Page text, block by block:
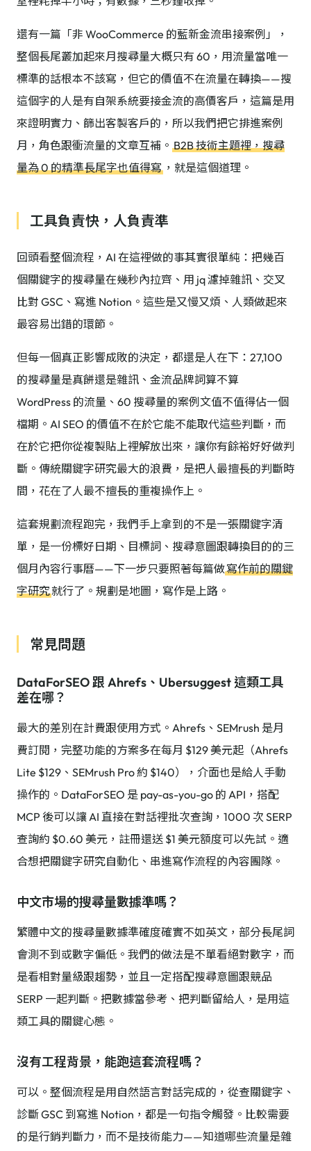
還有一篇「非 WooCommerce 的藍新金流串接案例」，
整個長尾叢加起來月搜尋量大概只有 60，用流量當唯一
標準的話根本不該寫，但它的價值不在流量在轉換——搜
這個字的人是有自架系統要接金流的高價客戶，這篇是用
來證明實力、篩出客製客戶的，所以我們把它排進案例
月，角色跟衝流量的文章互補。 B2B 技術主題裡，搜尋
量為 0 的精準長尾字也值得寫 ，就是這個道理。
工具負責快，人負責準
回頭看整個流程，AI 在這裡做的事其實很單純：把幾百
個關鍵字的搜尋量在幾秒內拉齊、用 jq 濾掉雜訊、交叉
比對 GSC、寫進 Notion。這些是又慢又煩、人類做起來
最容易出錯的環節。
但每一個真正影響成敗的決定，都還是人在下：27,100
的搜尋量是真餅還是雜訊、金流品牌詞算不算
WordPress 的流量、60 搜尋量的案例文值不值得佔一個
檔期。AI SEO 的價值不在於它能不能取代這些判斷，而
在於它把你從複製貼上裡解放出來，讓你有餘裕好好做判
斷。傳統關鍵字研究最大的浪費，是把人最擅長的判斷時
間，花在了人最不擅長的重複操作上。
這套規劃流程跑完，我們手上拿到的不是一張關鍵字清
單，是一份標好日期、目標詞、搜尋意圖跟轉換目的的三
個月內容行事曆——下一步只要照著每篇做寫作前的關鍵
字研究就行了。規劃是地圖，寫作是上路。
常見問題
DataForSEO 跟 Ahrefs、Ubersuggest 這類工具
差在哪？
最大的差別在計費跟使用方式。Ahrefs、SEMrush 是月
費訂閱，完整功能的方案多在每月 $129 美元起（Ahrefs
Lite $129、SEMrush Pro 約 $140），介面也是給人手動
操作的。DataForSEO 是 pay-as-you-go 的 API，搭配
MCP 後可以讓 AI 直接在對話裡批次查詢，1000 次 SERP
查詢約 $0.60 美元，註冊還送 $1 美元額度可以先試。適
合想把關鍵字研究自動化、串進寫作流程的內容團隊。
中文市場的搜尋量數據準嗎？
繁體中文的搜尋量數據準確度確實不如英文，部分長尾詞
會測不到或數字偏低。我們的做法是不單看絕對數字，而
是看相對量級跟趨勢，並且一定搭配搜尋意圖跟競品
SERP 一起判斷。把數據當參考、把判斷留給人，是用這
類工具的關鍵心態。
沒有工程背景，能跑這套流程嗎？
可以。整個流程是用自然語言對話完成的，從查關鍵字、
診斷 GSC 到寫進 Notion，都是一句指令觸發。比較需要
的是行銷判斷力，而不是技術能力——知道哪些流量是雜